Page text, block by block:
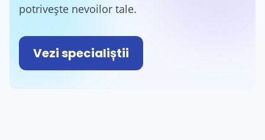
potrivește nevoilor tale.
Vezi specialiștii